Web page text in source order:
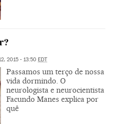
2015 - 13:50 EDT
Passamos um terço de nossa
vida dormindo. O
neurologista e neurocientista
Facundo Manes explica por
quê